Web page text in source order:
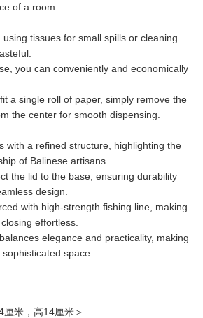
of a room.
tissues for small spills or cleaning
you can conveniently and economically
a single roll of paper, simply remove the
the center for smooth dispensing.
with a refined structure, highlighting the
of Balinese artisans.
the lid to the base, ensuring durability
design.
with high-strength fishing line, making
effortless.
elegance and practicality, making
space.
厘米，高14厘米＞